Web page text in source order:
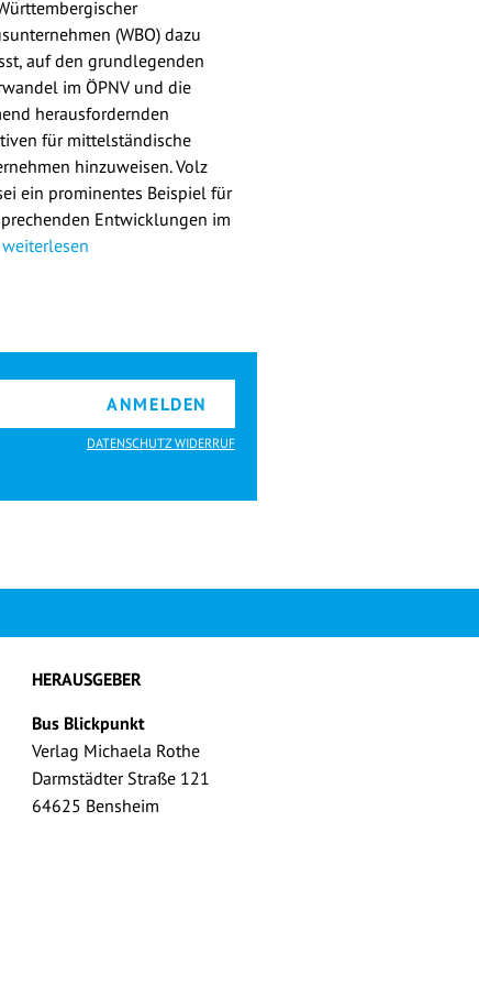
(WBO) dazu
auf den grundlegenden
im ÖPNV und die
herausfordernden
für mittelständische
hinzuweisen. Volz
ein prominentes Beispiel für
Entwicklungen im
weiterlesen
ANMELDEN
DATENSCHUTZ WIDERRUF
HERAUSGEBER
Bus Blickpunkt
Verlag Michaela Rothe
Darmstädter Straße 121
64625 Bensheim